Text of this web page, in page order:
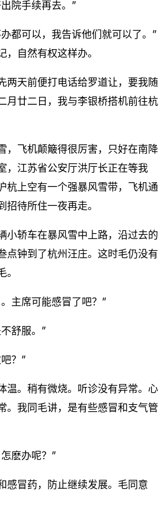
院手续再去。”
都可以，我告诉他们就可以了。”
，自然有权这样办。
两天前便打电话给罗道让，要我随
月廿二日，我与李银桥搭机前往杭
，飞机颠簸得很厉害，只好在南降
，江苏省公安厅洪厅长正在等我
杭上空有一个强暴风雪带，飞机通
招待所住一夜再走。
小轿车在暴风雪中上路，沿过去的
点钟到了杭州汪庄。这时毛仍没有
主席可能感冒了吧？”
舒服。”
？”
温。稍有微烧。听诊没有异常。心
。我同毛讲，是有些感冒和支气管
麽办呢？”
感冒药，防止继续发展。毛同意